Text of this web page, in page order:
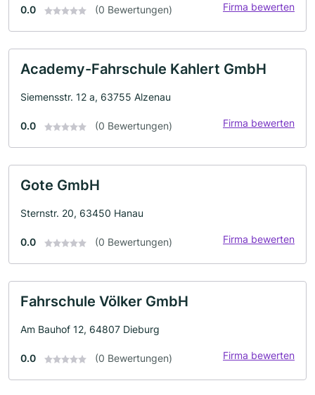
0.0 (0 Bewertungen) Firma bewerten
Academy-Fahrschule Kahlert GmbH
Siemensstr. 12 a, 63755 Alzenau
0.0 (0 Bewertungen) Firma bewerten
Gote GmbH
Sternstr. 20, 63450 Hanau
0.0 (0 Bewertungen) Firma bewerten
Fahrschule Völker GmbH
Am Bauhof 12, 64807 Dieburg
0.0 (0 Bewertungen) Firma bewerten